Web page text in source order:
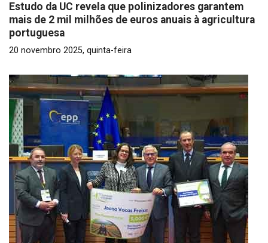
Estudo da UC revela que polinizadores garantem
mais de 2 mil milhões de euros anuais à agricultura
portuguesa
20 novembro 2025, quinta-feira